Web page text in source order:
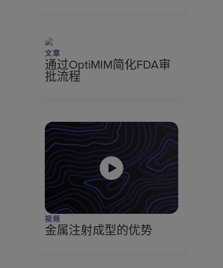
文章
通过OptiMIM简化FDA审
批流程
视频
金属注射成型的优势